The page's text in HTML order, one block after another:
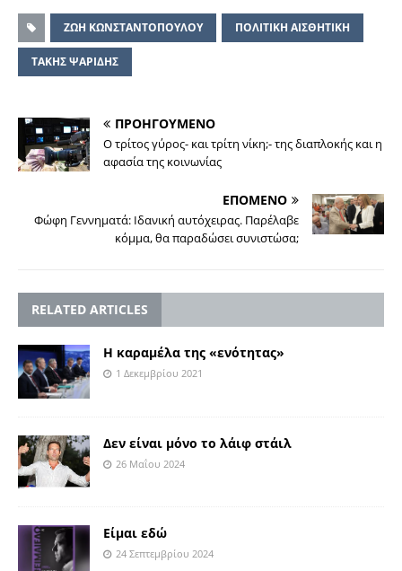
ΖΩΗ ΚΩΝΣΤΑΝΤΟΠΟΥΛΟΥ ΠΟΛΙΤΙΚΗ ΑΙΣΘΗΤΙΚΗ
ΤΑΚΗΣ ΨΑΡΙΔΗΣ
ΠΡΟΗΓΟΥΜΕΝΟ
Ο τρίτος γύρος- και τρίτη νίκη;- της διαπλοκής και η
αφασία της κοινωνίας
ΕΠΟΜΕΝΟ
Φώφη Γεννηματά: Ιδανική αυτόχειρας. Παρέλαβε
κόμμα, θα παραδώσει συνιστώσα;
RELATED ARTICLES
Η καραμέλα της «ενότητας»
1 Δεκεμβρίου 2021
Δεν είναι μόνο το λάιφ στάιλ
26 Μαΐου 2024
Είμαι εδώ
24 Σεπτεμβρίου 2024